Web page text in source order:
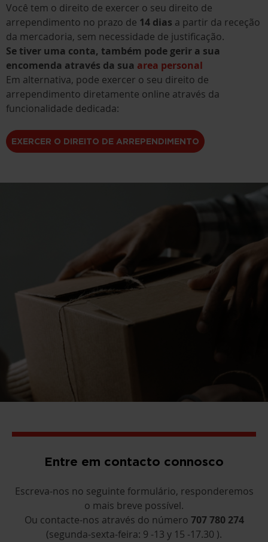
Você tem o direito de exercer o seu direito de
arrependimento no prazo de 14 dias a partir da receção
da mercadoria, sem necessidade de justificação.
Se tiver uma conta, também pode gerir a sua
encomenda através da sua area personal
Em alternativa, pode exercer o seu direito de
arrependimento diretamente online através da
funcionalidade dedicada:
EXERCER O DIREITO DE ARREPENDIMENTO
Entre em contacto connosco
Escreva-nos no seguinte formulário, responderemos
o mais breve possível.
Ou contacte-nos através do número 707 780 274
(segunda-sexta-feira: 9 -13 y 15 -17.30 ).